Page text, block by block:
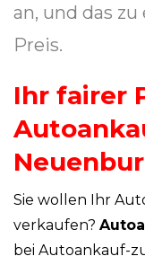
an, und das
Preis.
Ihr fairer
Sie wollen Ihr
verkaufen?
bei Autoankauf-